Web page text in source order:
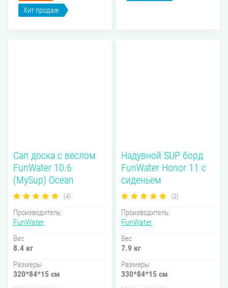
Хит продаж
Сап доска с веслом
FunWater 10.6
(MySup) Ocean
(4)
Производитель:
FunWater
Вес
8.4 кг
Размеры
320*84*15 см
Надувной SUP борд
FunWater Honor 11 с
сиденьем
(2)
Производитель:
FunWater
Вес
7.9 кг
Размеры
330*84*15 см